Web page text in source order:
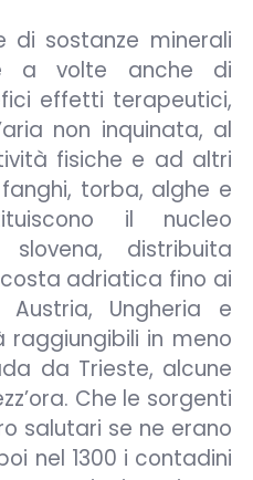
di sostanze minerali
a volte anche di
effetti terapeutici,
non inquinata, al
fisiche e ad altri
torba, alghe e
il nucleo
slovena, distribuita
adriatica fino ai
Ungheria e
in meno
da Trieste, alcune
Che le sorgenti
salutari se ne erano
nel 1300 i contadini